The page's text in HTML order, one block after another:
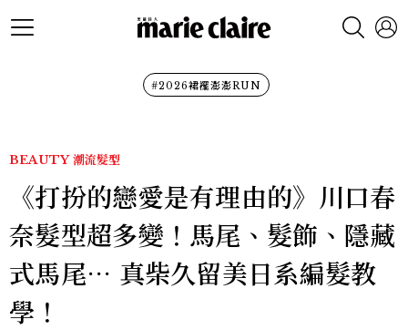
#2026裙襬澎澎RUN
BEAUTY 潮流髮型
《打扮的戀愛是有理由的》川口春
奈髮型超多變！馬尾、髮飾、隱藏
式馬尾⋯ 真柴久留美日系編髮教
學！